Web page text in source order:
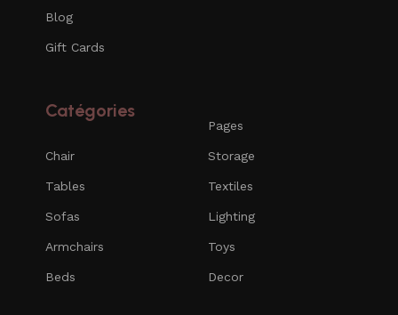
Blog
Gift Cards
Catégories​
Chair
Tables
Sofas
Armchairs
Beds
Pages
Storage
Textiles
Lighting
Toys
Decor